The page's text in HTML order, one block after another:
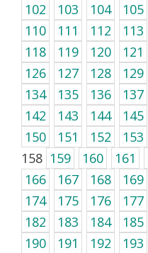
102
103 104 105
110
111 112 113
118
119 120 121
126
127 128 129
134
135 136 137
142
143 144 145
150
151 152 153
158 159 160 161
166
167 168 169
174
175 176 177
182
183 184 185
190
191 192 193